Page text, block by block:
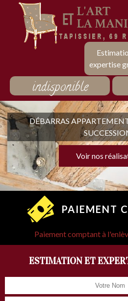
expertise
indisponible
DÉBARRAS
Voir nos
PAIEMENT
Paiement comptant à
ESTIMATION ET